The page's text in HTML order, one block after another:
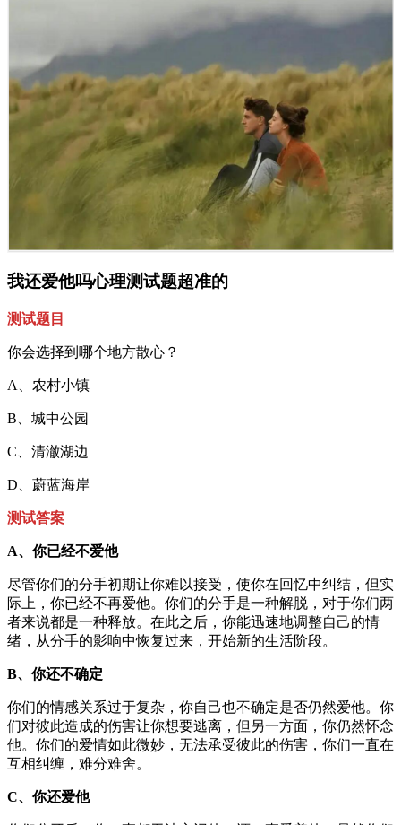
我还爱他吗心理测试题超准的
测试题目
你会选择到哪个地方散心？
A、农村小镇
B、城中公园
C、清澈湖边
D、蔚蓝海岸
测试答案
A、你已经不爱他
尽管你们的分手初期让你难以接受，使你在回忆中纠结，但实
际上，你已经不再爱他。你们的分手是一种解脱，对于你们两
者来说都是一种释放。在此之后，你能迅速地调整自己的情
绪，从分手的影响中恢复过来，开始新的生活阶段。
B、你还不确定
你们的情感关系过于复杂，你自己也不确定是否仍然爱他。你
们对彼此造成的伤害让你想要逃离，但另一方面，你仍然怀念
他。你们的爱情如此微妙，无法承受彼此的伤害，你们一直在
互相纠缠，难分难舍。
C、你还爱他